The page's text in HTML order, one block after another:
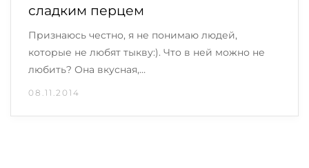
сладким перцем
Признаюсь честно, я не понимаю людей,
которые не любят тыкву:). Что в ней можно не
любить? Она вкусная,…
08.11.2014